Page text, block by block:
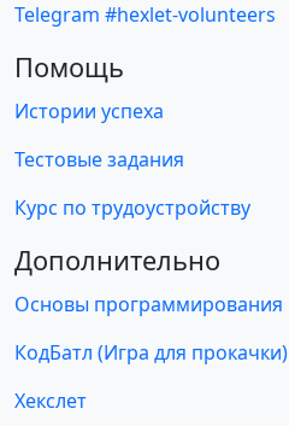
Telegram #hexlet-volunteers
Помощь
Истории успеха
Тестовые задания
Курс по трудоустройству
Дополнительно
Основы программирования
КодБатл (Игра для прокачки)
Хекслет